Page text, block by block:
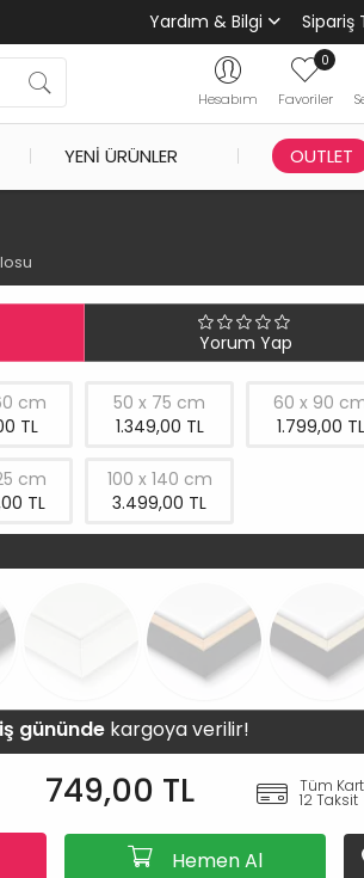
Yardım & Bilgi Sipariş
Hesabım
0
Favoriler
YENI ÜRÜNLER OUTLET
Yorum Yap
cm
TL
50 x 75 cm
1.349,00 TL
60 x 90
1.799,00 TL
cm
TL
100 x 140 cm
3.499,00 TL
gününde kargoya verilir!
749,00 TL Tüm
12 Taksit
Hemen Al